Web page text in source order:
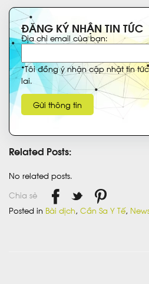
ĐĂNG KÝ NHẬN TIN TỨC
Địa chỉ email của bạn:
*Tôi đồng ý nhận cập nhật tin
lai.
Related Posts:
No related posts.
Chia sẻ
Posted in Bài dịch, Cần Sa Y Tế,